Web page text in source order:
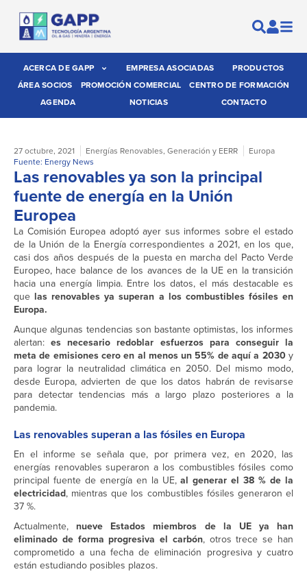
ACERCA DE GAPP EMPRESA ASOCIADAS
PRODUCTOS
ÁREA SOCIOS
PROMOCIÓN COMERCIAL
CENTRO DE FORMACIÓN
AGENDA
NOTICIAS CONTACTO
27 octubre, 2021 Energías Renovables, Generación y EERR
Europa
Fuente: Energy News
Las renovables ya son la principal
fuente de energía en la Unión
Europea
La Comisión Europea adoptó ayer sus informes sobre el estado
de la Unión de la Energía correspondientes a 2021, en los que,
casi dos años después de la puesta en marcha del Pacto Verde
Europeo, hace balance de los avances de la UE en la transición
hacia una energía limpia. Entre los datos, el más destacable es
que las renovables ya superan a los combustibles fósiles en
Europa.
Aunque algunas tendencias son bastante optimistas, los informes
alertan: es necesario redoblar esfuerzos para conseguir la
meta de emisiones cero en al menos un 55% de aquí a 2030y
para lograr la neutralidad climática en 2050. Del mismo modo,
desde Europa, advierten de que los datos habrán de revisarse
para detectar tendencias más a largo plazo posteriores a la
pandemia.
Las renovables superan a las fósiles en Europa
En el informe se señala que, por primera vez, en 2020, las
energías renovables superaron a los combustibles fósiles como
principal fuente de energía en la UE,al generar el 38 % de la
electricidad, mientras que los combustibles fósiles generaron el
37 %.
Actualmente, nueve Estados miembros de la UE ya han
eliminado de forma progresiva el carbón, otros trece se han
comprometido a una fecha de eliminación progresiva y cuatro
están estudiando posibles plazos.